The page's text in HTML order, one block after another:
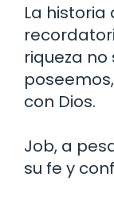
La historia
riqueza
con Dios.
Job, a
su fe y